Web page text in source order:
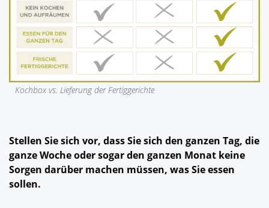
Kochbox vs. Lieferung der Fertiggerichte
Stellen Sie sich vor, dass Sie sich den ganzen Tag, die
ganze Woche oder sogar den ganzen Monat keine
Sorgen darüber machen müssen, was Sie essen
sollen.